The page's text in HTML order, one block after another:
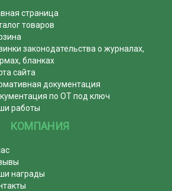
страница
товаров
законодательства о журналах,
бланках
сайта
документация
по ОТ под ключ
работы
КОМПАНИЯ
награды